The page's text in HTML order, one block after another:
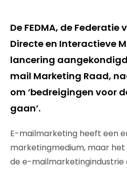
De FEDMA, de Federatie
Directe en Interactieve
lancering
mail Marketing Raad,
om ‘bedreigingen voor
gaan’.
E-mailmarketing heeft een
marketingmedium, maar
de e-mailmarketingindustrie